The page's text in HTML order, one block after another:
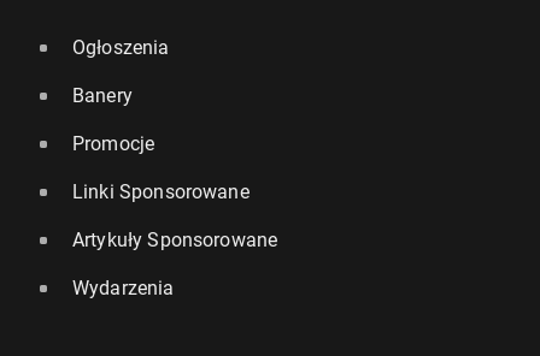
Ogłoszenia
Banery
Promocje
Linki Sponsorowane
Artykuły Sponsorowane
Wydarzenia